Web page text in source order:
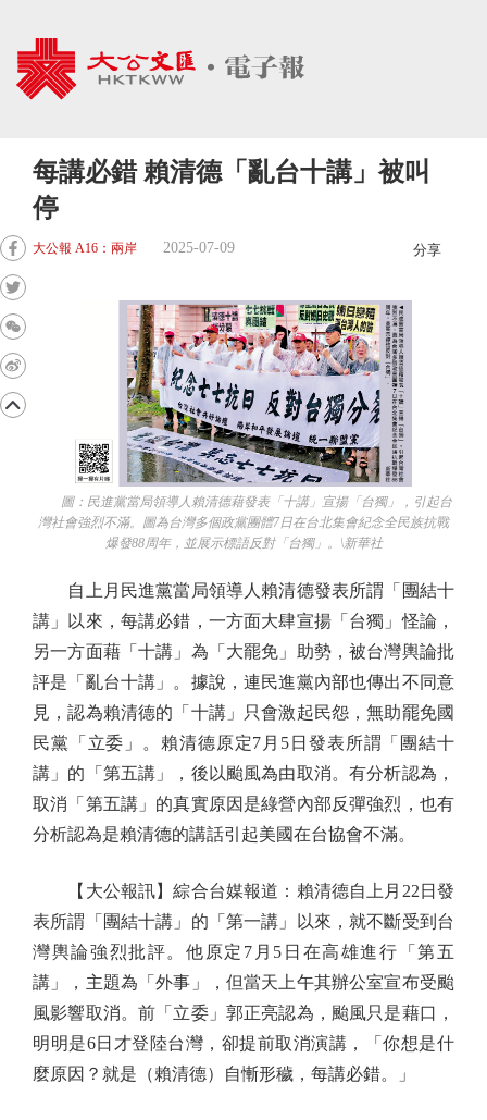
每講必錯 賴清德「亂台十講」被叫
停
大公報 A16：兩岸 2025-07-09 分享
圖：民進黨當局領導人賴清德藉發表「十講」宣揚「台獨」，引起台
灣社會強烈不滿。圖為台灣多個政黨團體7日在台北集會紀念全民族抗戰
爆發88周年，並展示標語反對「台獨」。\新華社
自上月民進黨當局領導人賴清德發表所謂「團結十
講」以來，每講必錯，一方面大肆宣揚「台獨」怪論，
另一方面藉「十講」為「大罷免」助勢，被台灣輿論批
評是「亂台十講」。據說，連民進黨內部也傳出不同意
見，認為賴清德的「十講」只會激起民怨，無助罷免國
民黨「立委」。賴清德原定7月5日發表所謂「團結十
講」的「第五講」，後以颱風為由取消。有分析認為，
取消「第五講」的真實原因是綠營內部反彈強烈，也有
分析認為是賴清德的講話引起美國在台協會不滿。
【大公報訊】綜合台媒報道：賴清德自上月22日發
表所謂「團結十講」的「第一講」以來，就不斷受到台
灣輿論強烈批評。他原定7月5日在高雄進行「第五
講」，主題為「外事」，但當天上午其辦公室宣布受颱
風影響取消。前「立委」郭正亮認為，颱風只是藉口，
明明是6日才登陸台灣，卻提前取消演講，「你想是什
麼原因？就是（賴清德）自慚形穢，每講必錯。」